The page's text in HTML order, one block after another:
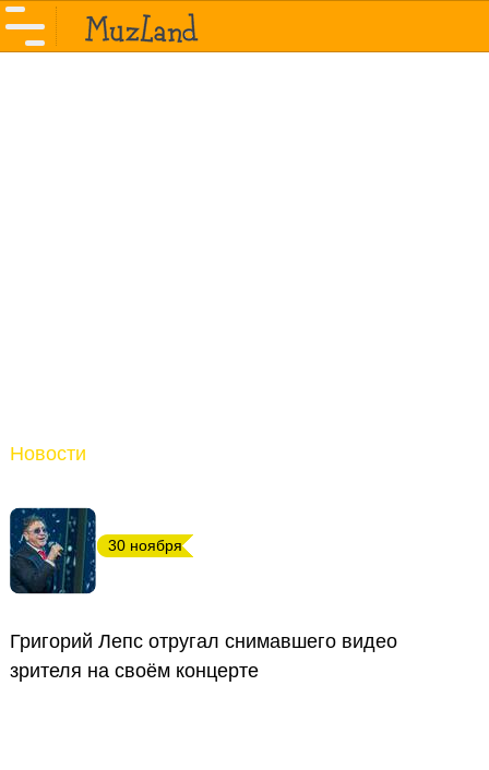
Новости
30 ноября
Григорий Лепс отругал снимавшего видео
зрителя на своём концерте